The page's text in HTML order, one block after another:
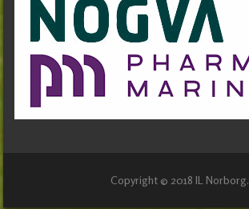
Copyright © 2018 IL Norborg.